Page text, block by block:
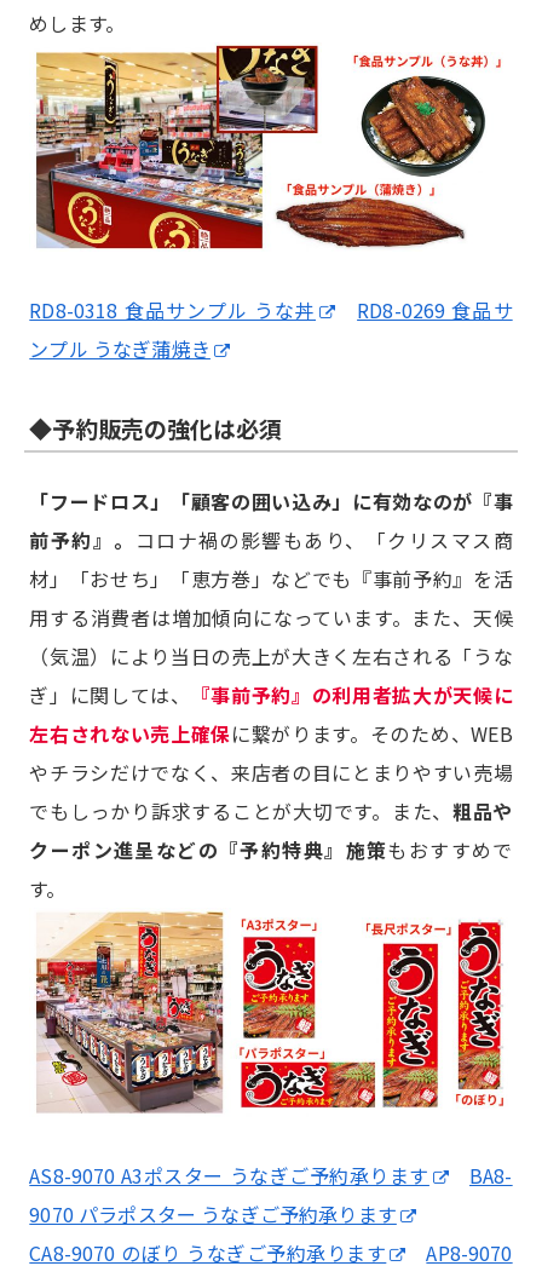
めします。
RD8-0318 食品サンプル うな丼
RD8-0269 食品サ
ンプル うなぎ蒲焼き
◆予約販売の強化は必須
「フードロス」「顧客の囲い込み」に有効なのが『事
前予約』。 コロナ禍の影響もあり、「クリスマス商
材」「おせち」「恵方巻」などでも『事前予約』を活
用する消費者は増加傾向になっています。また、天候
（気温）により当日の売上が大きく左右される「うな
ぎ」に関しては、
『事前予約』の利用者拡大が天候に
左右されない売上確保に繋がります。そのため、WEB
やチラシだけでなく、来店者の目にとまりやすい売場
でもしっかり訴求することが大切です。また、 粗品や
クーポン進呈などの『予約特典』施策もおすすめで
す。
AS8-9070 A3ポスター うなぎご予約承ります
BA8-
9070 パラポスター うなぎご予約承ります
CA8-9070 のぼり うなぎご予約承ります
AP8-9070